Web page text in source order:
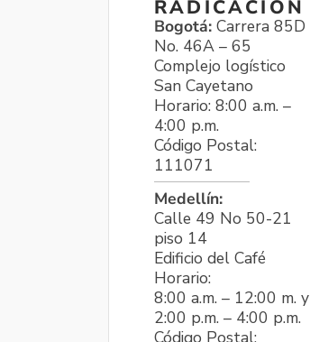
RADICACIÓN
Bogotá: Carrera 85D
No. 46A – 65
Complejo logístico
San Cayetano
Horario: 8:00 a.m. –
4:00 p.m.
Código Postal:
111071
Medellín:
Calle 49 No 50-21
piso 14
Edificio del Café
Horario:
8:00 a.m. – 12:00 m. y
2:00 p.m. – 4:00 p.m.